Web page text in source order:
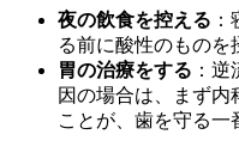
夜の飲食を控える
る前に酸性のものを
胃の治療をする ：
因の場合は、まず内
ことが、歯を守る一